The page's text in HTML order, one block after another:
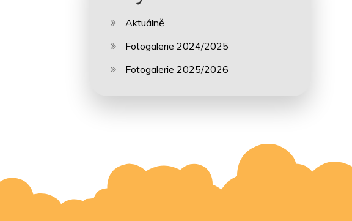
Aktuálně
Fotogalerie 2024/2025
Fotogalerie 2025/2026